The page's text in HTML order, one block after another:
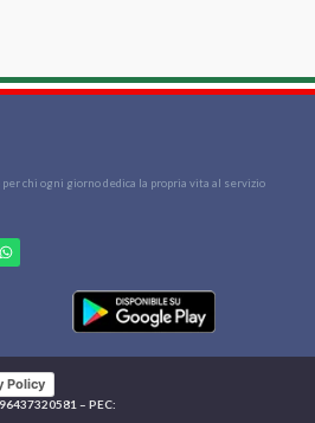
chi ogni giorno dedica la propria vita al servizio
Policy
– PEC: